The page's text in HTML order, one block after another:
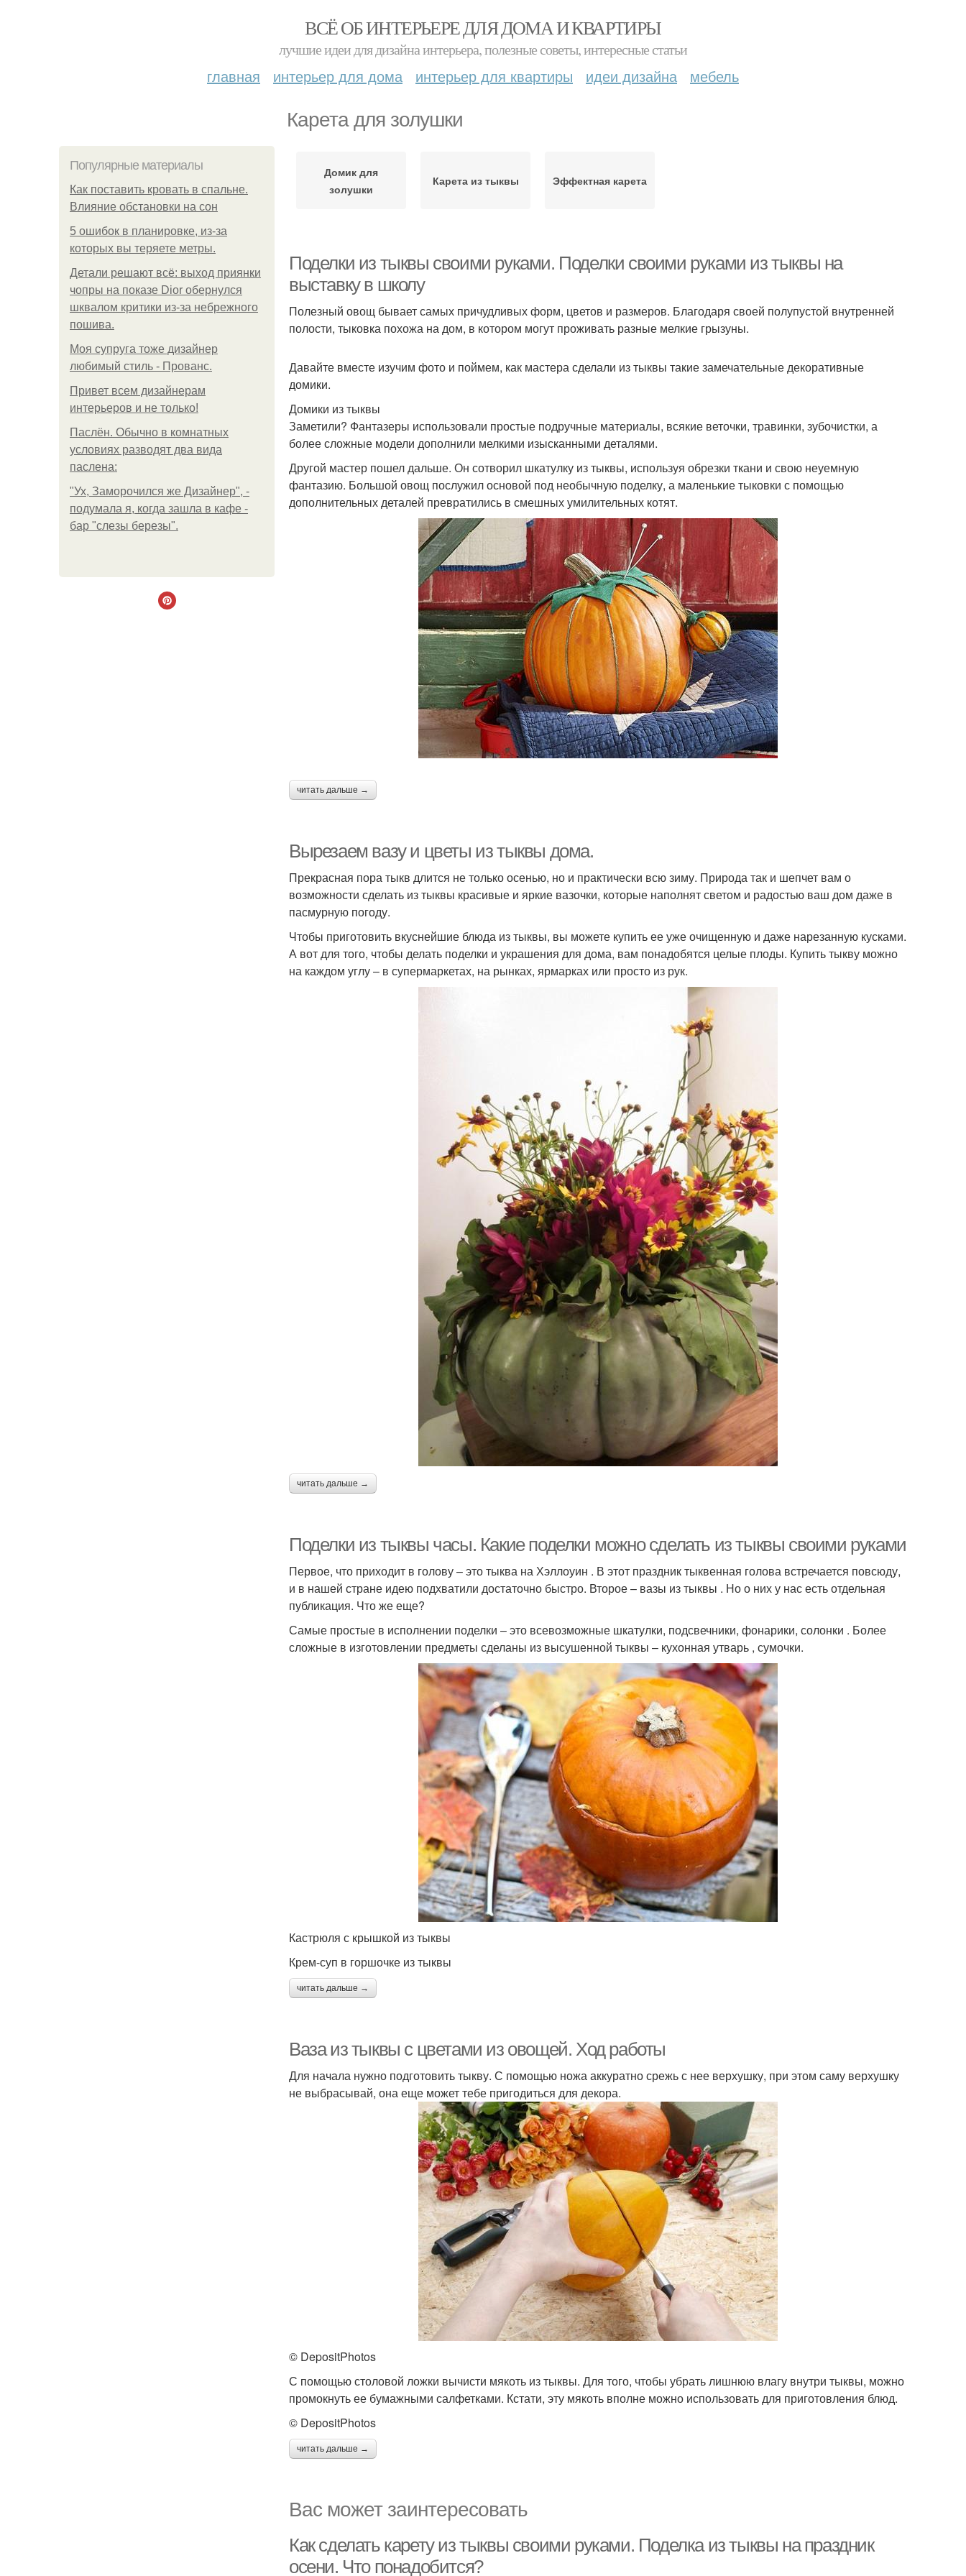
ВСЁ ОБ ИНТЕРЬЕРЕ ДЛЯ ДОМА И КВАРТИРЫ
лучшие идеи для дизайна интерьера, полезные советы, интересные статьи
главная интерьер для дома интерьер для квартиры идеи дизайна мебель
Карета для золушки
Популярные материалы
Как поставить кровать в спальне.
Влияние обстановки на сон
5 ошибок в планировке, из-за
которых вы теряете метры.
Детали решают всё: выход приянки
чопры на показе Dior обернулся
шквалом критики из-за небрежного
пошива.
Моя супруга тоже дизайнер
любимый стиль - Прованс.
Привет всем дизайнерам
интерьеров и не только!
Паслён. Обычно в комнатных
условиях разводят два вида
паслена:
"Ух, Заморочился же Дизайнер", -
подумала я, когда зашла в кафе -
бар "слезы березы".
Домик для
золушки
Карета из тыквы Эффектная карета
Поделки из тыквы своими руками. Поделки своими руками из тыквы на
выставку в школу
Полезный овощ бывает самых причудливых форм, цветов и размеров. Благодаря своей полупустой внутренней
полости, тыковка похожа на дом, в котором могут проживать разные мелкие грызуны.
Давайте вместе изучим фото и поймем, как мастера сделали из тыквы такие замечательные декоративные
домики.
Домики из тыквы
Заметили? Фантазеры использовали простые подручные материалы, всякие веточки, травинки, зубочистки, а
более сложные модели дополнили мелкими изысканными деталями.
Другой мастер пошел дальше. Он сотворил шкатулку из тыквы, используя обрезки ткани и свою неуемную
фантазию. Большой овощ послужил основой под необычную поделку, а маленькие тыковки с помощью
дополнительных деталей превратились в смешных умилительных котят.
читать дальше →
Вырезаем вазу и цветы из тыквы дома.
Прекрасная пора тыкв длится не только осенью, но и практически всю зиму. Природа так и шепчет вам о
возможности сделать из тыквы красивые и яркие вазочки, которые наполнят светом и радостью ваш дом даже в
пасмурную погоду.
Чтобы приготовить вкуснейшие блюда из тыквы, вы можете купить ее уже очищенную и даже нарезанную кусками.
А вот для того, чтобы делать поделки и украшения для дома, вам понадобятся целые плоды. Купить тыкву можно
на каждом углу – в супермаркетах, на рынках, ярмарках или просто из рук.
читать дальше →
Поделки из тыквы часы. Какие поделки можно сделать из тыквы своими руками
Первое, что приходит в голову – это тыква на Хэллоуин . В этот праздник тыквенная голова встречается повсюду,
и в нашей стране идею подхватили достаточно быстро. Второе – вазы из тыквы . Но о них у нас есть отдельная
публикация. Что же еще?
Самые простые в исполнении поделки – это всевозможные шкатулки, подсвечники, фонарики, солонки . Более
сложные в изготовлении предметы сделаны из высушенной тыквы – кухонная утварь , сумочки.
Кастрюля с крышкой из тыквы
Крем-суп в горшочке из тыквы
читать дальше →
Ваза из тыквы с цветами из овощей. Ход работы
Для начала нужно подготовить тыкву. С помощью ножа аккуратно срежь с нее верхушку, при этом саму верхушку
не выбрасывай, она еще может тебе пригодиться для декора.
© DepositPhotos
С помощью столовой ложки вычисти мякоть из тыквы. Для того, чтобы убрать лишнюю влагу внутри тыквы, можно
промокнуть ее бумажными салфетками. Кстати, эту мякоть вполне можно использовать для приготовления блюд.
© DepositPhotos
читать дальше →
Вас может заинтересовать
Как сделать карету из тыквы своими руками. Поделка из тыквы на праздник
осени. Что понадобится?